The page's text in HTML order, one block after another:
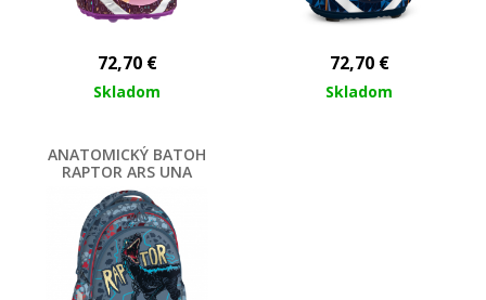
72,70 €
Skladom
72,70 €
Skladom
ANATOMICKÝ BATOH
RAPTOR ARS UNA